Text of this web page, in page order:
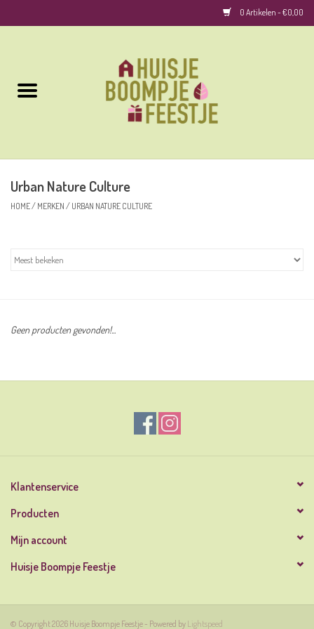
0 Artikelen - €0,00
Woonaccessoires
Urban Nature Culture
HOME/ MERKEN / URBAN NATURE CULTURE
Geen producten gevonden!...
Klantenservice
Producten
Mijn account
Huisje Boompje Feestje
© Copyright 2026 Huisje Boompje Feestje - Powered by Lightspeed